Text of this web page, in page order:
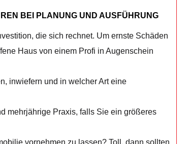
BEI PLANUNG UND AUSFÜHRUNG
die sich rechnet. Um ernste Schäden
Haus von einem Profi in Augenschein
inwiefern und in welcher Art eine
mehrjährige Praxis, falls Sie ein größeres